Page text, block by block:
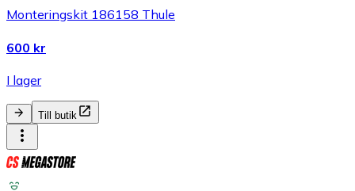
Monteringskit 186158 Thule
600 kr
I lager
Till butik